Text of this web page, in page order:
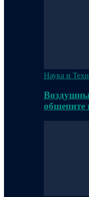
Наука и
общепите